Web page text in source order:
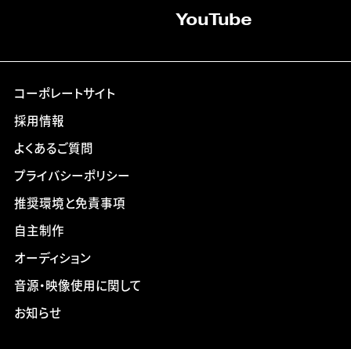
YouTube
コーポレートサイト
採用情報
よくあるご質問
プライバシーポリシー
推奨環境と免責事項
自主制作
オーディション
音源・映像使用に関して
お知らせ